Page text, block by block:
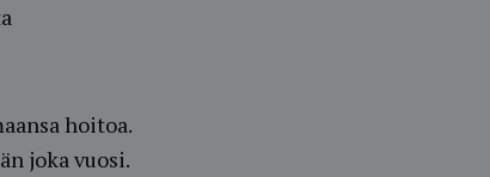
hoitoa.
joka vuosi.